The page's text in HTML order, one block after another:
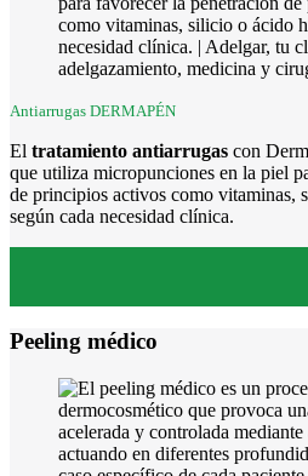
Antiarrugas DERMAPÉN
El tratamiento antiarrugas con
que utiliza micropunciones en la piel
de principios activos como vitaminas,
según cada necesidad clínica.
Peeling médico